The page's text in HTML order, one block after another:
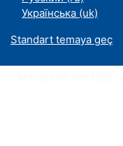
Українська ‎(uk)‎
Standart temaya geç